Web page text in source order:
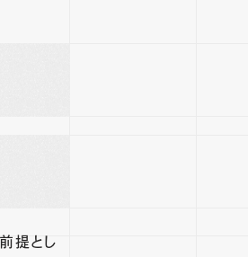
提とし